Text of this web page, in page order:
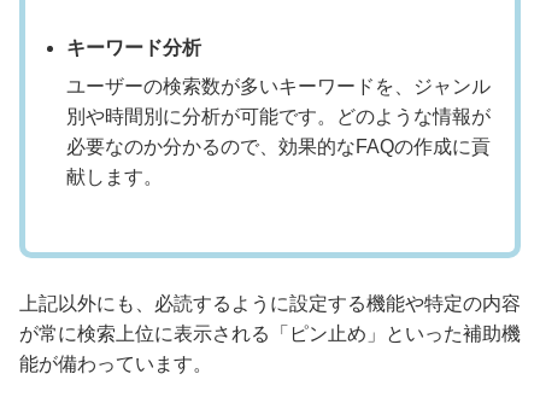
キーワード分析
ユーザーの検索数が多いキーワードを、ジャンル
別や時間別に分析が可能です。どのような情報が
必要なのか分かるので、効果的なFAQの作成に貢
献します。
上記以外にも、必読するように設定する機能や特定の内容
が常に検索上位に表示される「ピン止め」といった補助機
能が備わっています。